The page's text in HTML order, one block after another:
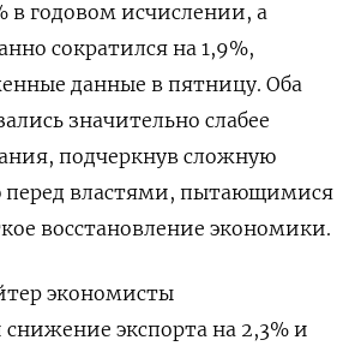
в годовом исчислении, а
сократился на 1,9%,
данные в пятницу. Оба
значительно слабее
подчеркнув сложную
перед властями, пытающимися
восстановление экономики.
экономисты
экспорта на 2,3% и